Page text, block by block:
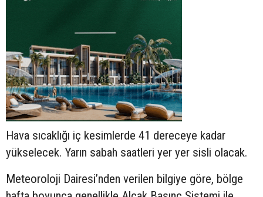
Hava sıcaklığı iç kesimlerde 41 dereceye kadar
yükselecek. Yarın sabah saatleri yer yer sisli olacak.
Meteoroloji Dairesi’nden verilen bilgiye göre, bölge